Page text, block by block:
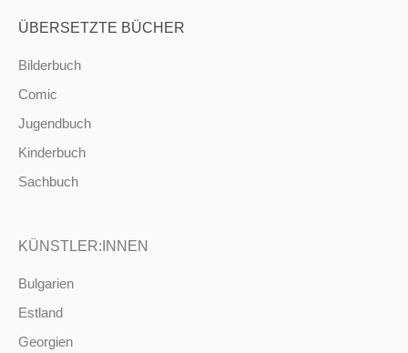
ÜBERSETZTE BÜCHER
Bilderbuch
Comic
Jugendbuch
Kinderbuch
Sachbuch
KÜNSTLER:INNEN
Bulgarien
Estland
Georgien